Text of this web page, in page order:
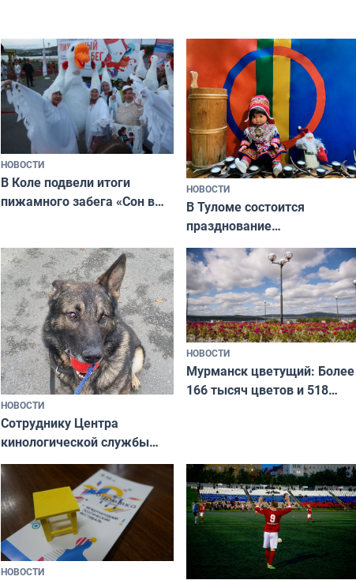
независимому питомцу
питомцу всё сразу и без
криков
НОВОСТИ
В Коле подвели итоги
пижамного забега «Сон в
НОВОСТИ
В Туломе состоится
празднование
Международного дня
коренных народов мира
НОВОСТИ
Сотруднику Центра
кинологической службы
ищут новый дом
НОВОСТИ
Мурманск цветущий: Более
166 тысяч цветов и 518
НОВОСТИ